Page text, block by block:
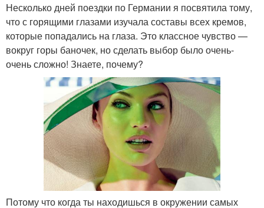
Несколько дней поездки по Германии я посвятила тому,
что с горящими глазами изучала составы всех кремов,
которые попадались на глаза. Это классное чувство —
вокруг горы баночек, но сделать выбор было очень-
очень сложно! Знаете, почему?
Потому что когда ты находишься в окружении самых